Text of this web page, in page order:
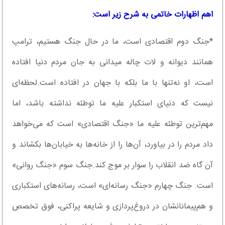
اهم اظهارات خاتمی به شرح زیر است:
*جنگ دوم اقتصادی است، ما در حال جنگ هستیم، ترامپ
همانند دیوانه و لات چاله‌ میدانی به جان مردم دنیا افتاده
است، او نه‌تنها با ما بلکه با جهان در افتاده است.لحظه‌ای
نیست که دنیای استکبار علیه ما توطئه نداشته باشد، اما
مهم‌ترین توطئه علیه ما «جنگ اقتصادی» است که می‌خواهد
داد مردم را در بیاورد، آن‌ها را از خانه‌ها به خیابان‌ها بکشاند و
آن گاه ضد انقلاب را سوار بر موج کند.جنگ سوم «جنگ روانی»
است. جنگ چهارم «جنگ رسانه‌ای» است، رسانه‌های استکباری
و هم‌پیمانانشان در دروغ‌پردازی و شایعه پراکنی، فوق تخصص